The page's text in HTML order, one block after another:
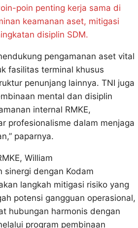
poin penting kerja sama di
keamanan aset, mitigasi
disiplin SDM.
pengamanan aset vital
fasilitas terminal khusus
penunjang lainnya. TNI juga
mental dan disiplin
internal RMKE,
profesionalisme dalam menjaga
paparnya.
William
sinergi dengan Kodam
langkah mitigasi risiko yang
potensi gangguan operasional,
hubungan harmonis dengan
program pembinaan